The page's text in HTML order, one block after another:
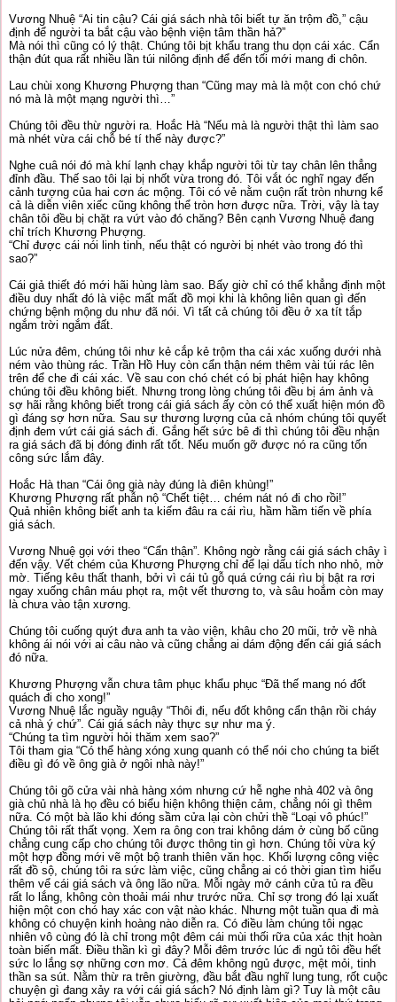
Vương Nhuệ “Ai tin cậu? Cái giá sách nhà tôi biết tự ăn trộm đồ,” cậu
định để người ta bắt cậu vào bệnh viện tâm thần hả?”
Mà nói thì cũng có lý thật. Chúng tôi bịt khẩu trang thu dọn cái xác. Cẩn
thận đút qua rất nhiều lần túi nilông định để đến tối mới mang đi chôn.
Lau chùi xong Khương Phượng than “Cũng may mà là một con chó chứ
nó mà là một mạng người thì…”
Chúng tôi đều thừ người ra. Hoắc Hà “Nếu mà là người thật thì làm sao
mà nhét vừa cái chỗ bé tí thế này được?”
Nghe cuâ nói đó mà khí lạnh chạy khắp người tôi từ tay chân lên thẳng
đỉnh đầu. Thế sao tôi lại bị nhốt vừa trong đó. Tôi vắt óc nghĩ ngay đến
cảnh tượng của hai cơn ác mộng. Tôi có vẻ nằm cuộn rất tròn nhưng kể
cả là diễn viên xiếc cũng không thể tròn hơn được nữa. Trời, vậy là tay
chân tôi đều bị chặt ra vứt vào đó chăng? Bên cạnh Vương Nhuệ đang
chỉ trích Khương Phượng.
“Chỉ được cái nói linh tinh, nếu thật có người bị nhét vào trong đó thì
sao?”
Cái giả thiết đó mới hãi hùng làm sao. Bấy giờ chỉ có thể khẳng định một
điều duy nhất đó là việc mất mất đồ mọi khi là không liên quan gì đến
chứng bệnh mộng du như đã nói. Vì tất cả chúng tôi đều ở xa tít tắp
ngắm trời ngắm đất.
Lúc nửa đêm, chúng tôi như kẻ cắp kẻ trộm tha cái xác xuống dưới nhà
ném vào thùng rác. Trần Hồ Huy còn cẩn thận ném thêm vài túi rác lên
trên để che đi cái xác. Về sau con chó chét có bị phát hiện hay không
chúng tôi đều không biết. Nhưng trong lòng chúng tôi đều bị ám ảnh và
sợ hãi rằng không biết trong cái giá sách ấy còn có thể xuất hiện món đồ
gì đáng sợ hơn nữa. Sau sự thương lượng của cả nhóm chúng tôi quyết
định đem vứt cái giá sách đi. Gắng hết sức bê đi thì chúng tôi đều nhận
ra giá sách đã bị đóng đinh rất tốt. Nếu muốn gỡ được nó ra cũng tốn
công sức lắm đây.
Hoắc Hà than “Cái ông già này đúng là điên khùng!”
Khương Phượng rất phẫn nộ “Chết tiệt… chém nát nó đi cho rồi!”
Quả nhiên không biết anh ta kiếm đâu ra cái rìu, hầm hầm tiến về phía
giá sách.
Vương Nhuệ gọi với theo “Cẩn thận”. Không ngờ rằng cái giá sách chây ì
đến vậy. Vết chém của Khương Phượng chỉ để lại dấu tích nho nhỏ, mờ
mờ. Tiếng kêu thất thanh, bởi vì cái tủ gỗ quá cứng cái rìu bị bật ra rơi
ngay xuống chân máu phọt ra, một vết thương to, và sâu hoắm còn may
là chưa vào tận xương.
Chúng tôi cuống quýt đưa anh ta vào viện, khâu cho 20 mũi, trở về nhà
không ái nói với ai câu nào và cũng chẳng ai dám động đến cái giá sách
đó nữa.
Khương Phượng vẫn chưa tâm phục khẩu phục “Đã thế mang nó đốt
quách đi cho xong!”
Vương Nhuệ lắc nguầy nguậy “Thôi đi, nếu đốt không cẩn thận rồi cháy
cả nhà ý chứ”. Cái giá sách này thực sự như ma ý.
“Chúng ta tìm người hỏi thăm xem sao?”
Tôi tham gia “Có thể hàng xóng xung quanh có thể nói cho chúng ta biết
điều gì đó về ông già ở ngôi nhà này!”
Chúng tôi gõ cửa vài nhà hàng xóm nhưng cứ hễ nghe nhà 402 và ông
già chủ nhà là họ đều có biểu hiện không thiện cảm, chẳng nói gì thêm
nữa. Có một bà lão khi đóng sầm cửa lại còn chửi thề “Loại vô phúc!”
Chúng tôi rất thất vọng. Xem ra ông con trai không dám ở cùng bố cũng
chẳng cung cấp cho chúng tôi được thông tin gì hơn. Chúng tôi vừa ký
một hợp đồng mới vẽ một bộ tranh thiên văn học. Khối lượng công việc
rất đồ sộ, chúng tôi ra sức làm việc, cũng chẳng ai có thời gian tìm hiểu
thêm vể cái giá sách và ông lão nữa. Mỗi ngày mở cánh cửa tủ ra đều
rất lo lắng, không còn thoải mái như trước nữa. Chỉ sợ trong đó lại xuất
hiện một con chó hay xác con vật nào khác. Nhưng một tuần qua đi mà
không có chuyện kinh hoàng nào diễn ra. Có điều làm chúng tôi ngạc
nhiên vô cùng đó là chỉ trong một đêm cái mùi thối rữa của xác thịt hoàn
toàn biến mất. Điều thần kì gì đây? Mỗi đêm trước lúc đi ngủ tôi đều hết
sức lo lắng sợ những cơn mơ. Cả đêm không ngủ được, mệt mỏi, tinh
thần sa sút. Nằm thừ ra trên giường, đầu bắt đầu nghĩ lung tung, rốt cuộc
chuyện gì đang xảy ra với cái giá sách? Nó định làm gì? Tuy là một câu